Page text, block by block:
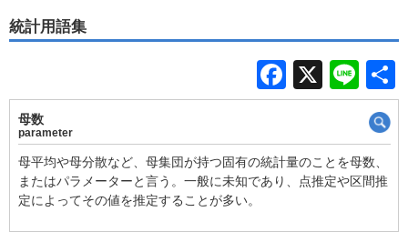
統計用語集
F
a
e
b
X
Li
n
e
母数
parameter
母平均や母分散など、母集団が持つ固有の統計量のことを母数、
またはパラメーターと言う。一般に未知であり、点推定や区間推
定によってその値を推定することが多い。